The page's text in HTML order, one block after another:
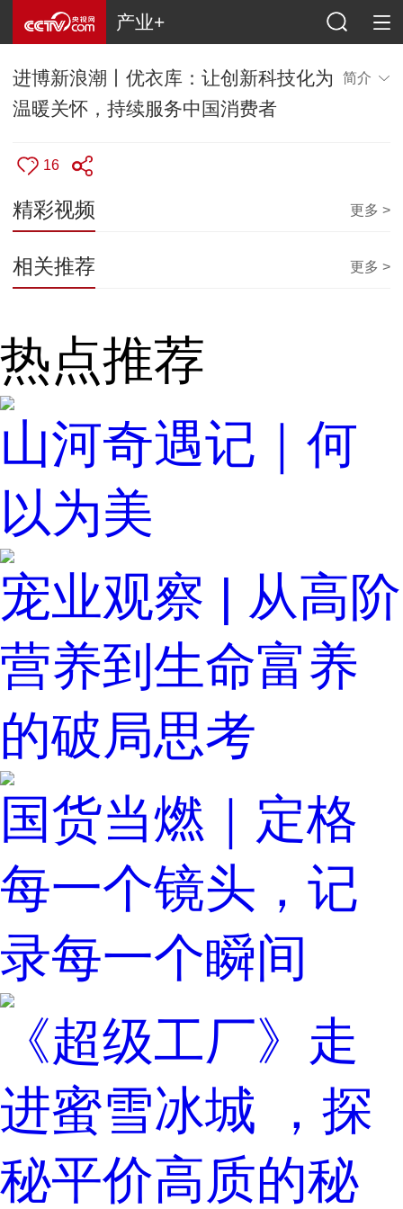
产业+
进博新浪潮丨优衣库：让创新科技化为
温暖关怀，持续服务中国消费者
简介
16
精彩视频 更多 >
相关推荐 更多 >
热点推荐
山河奇遇记｜何
以为美
宠业观察 | 从高阶
营养到生命富养
的破局思考
国货当燃｜定格
每一个镜头，记
录每一个瞬间
《超级工厂》走
进蜜雪冰城 ，探
秘平价高质的秘